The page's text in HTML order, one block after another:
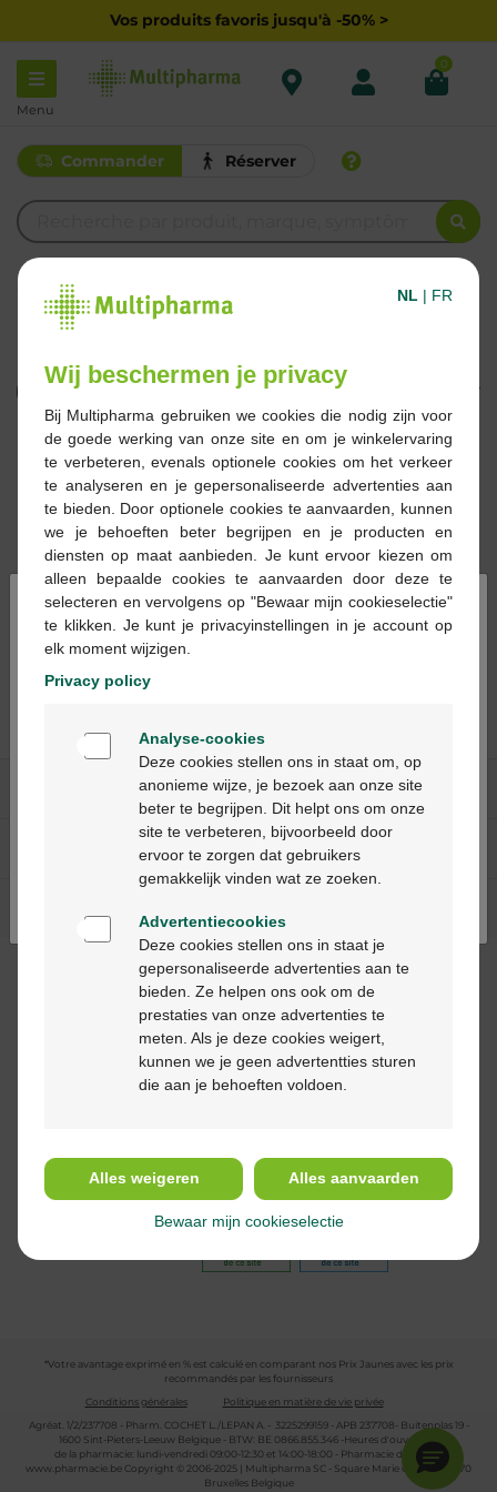
Vos produits favoris jusqu'à -50% >
Menu
0
Commander Réserver
CREMICORT
EG (CHC)
1 Résultats
8,36 €
Cremicort 1 % Crème
20 g
A propos de Multipharma
Méthodes de paiement
Suivez-nous
*Votre avantage exprimé en % est calculé en comparant nos Prix Jaunes avec les prix
recommandés par les fournisseurs
Conditions générales
Politique en matière de vie privée
Agréat. 1/2/237708 - Pharm. COCHET L./LEPAN A. - 3225299159 - APB 237708- Buitenplas 19 -
1600 Sint-Pieters-Leeuw Belgique - BTW: BE 0866.855.346 -Heures d'ouverture
de la pharmacie: lundi-vendredi 09:00-12:30 et 14:00-18:00 - Pharmacie de garde :
www.pharmacie.beCopyright © 2006-2025 | Multipharma SC - Square Marie Curie 30 - 1070
Bruxelles Belgique
×
Bienvenue
Ga verder in het nederlands
Continuez en français
NL | FR
Wij beschermen je privacy
Bij Multipharma gebruiken we cookies die nodig zijn voor
de goede werking van onze site en om je winkelervaring
te verbeteren, evenals optionele cookies om het verkeer
te analyseren en je gepersonaliseerde advertenties aan
te bieden. Door optionele cookies te aanvaarden, kunnen
we je behoeften beter begrijpen en je producten en
diensten op maat aanbieden. Je kunt ervoor kiezen om
alleen bepaalde cookies te aanvaarden door deze te
selecteren en vervolgens op "Bewaar mijn cookieselectie"
te klikken. Je kunt je privacyinstellingen in je account op
elk moment wijzigen.
Privacy policy
Analyse-cookies
Deze cookies stellen ons in staat om, op
anonieme wijze, je bezoek aan onze site
beter te begrijpen. Dit helpt ons om onze
site te verbeteren, bijvoorbeeld door
ervoor te zorgen dat gebruikers
gemakkelijk vinden wat ze zoeken.
Advertentiecookies
Deze cookies stellen ons in staat je
gepersonaliseerde advertenties aan te
bieden. Ze helpen ons ook om de
prestaties van onze advertenties te
meten. Als je deze cookies weigert,
kunnen we je geen advertentties sturen
die aan je behoeften voldoen.
Alles weigeren Alles aanvaarden
Bewaar mijn cookieselectie